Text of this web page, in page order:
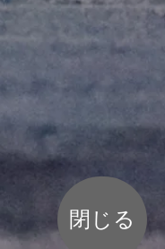
閉じる